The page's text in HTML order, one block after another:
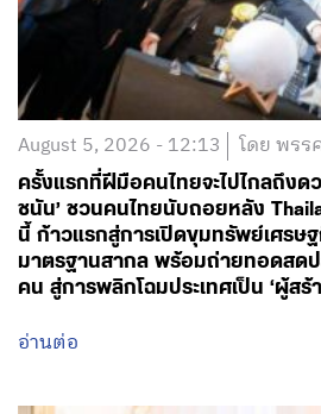
August 5, 2026 - 12:13 โดย พรร
ครั้งแรกที่ฝีมือคนไทยจะไปไกลถึงด
ชนัน’ ชวนคนไทยนับถอยหลัง
นี้ ก้าวแรกสู่การเปิดขุมทรัพย์เศรษ
มาตรฐานสากล พร้อมถ่ายทอดสด
คน สู่การพลิกโฉมประเทศเป็น ‘ผู้สร้
อ่านต่อ